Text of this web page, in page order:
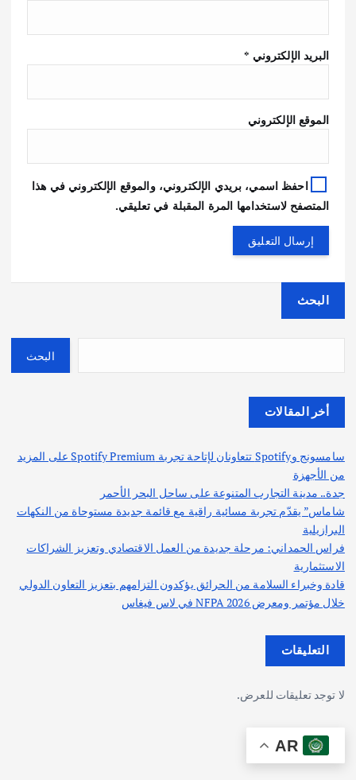
البريد الإلكتروني *
الموقع الإلكتروني
احفظ اسمي، بريدي الإلكتروني، والموقع الإلكتروني في هذا
المتصفح لاستخدامها المرة المقبلة في تعليقي.
البحث
البحث
أخر المقالات
سامسونج وSpotify تتعاونان لإتاحة تجربة Spotify Premium على المزيد
من الأجهزة
جدة.. مدينة التجارب المتنوعة على ساحل البحر الأحمر
شاماس” يقدّم تجربة مسائية راقية مع قائمة جديدة مستوحاة من النكهات
البرازيلية
فراس الحمداني: مرحلة جديدة من العمل الاقتصادي وتعزيز الشراكات
الاستثمارية
قادة وخبراء السلامة من الحرائق يؤكدون التزامهم بتعزيز التعاون الدولي
خلال مؤتمر ومعرض NFPA 2026 في لاس فيغاس
التعليقات
لا توجد تعليقات للعرض.
AR